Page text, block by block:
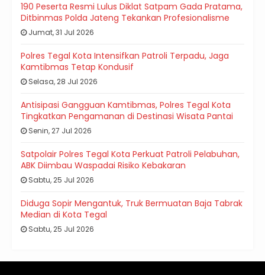
190 Peserta Resmi Lulus Diklat Satpam Gada Pratama,
Ditbinmas Polda Jateng Tekankan Profesionalisme
Jumat, 31 Jul 2026
Polres Tegal Kota Intensifkan Patroli Terpadu, Jaga
Kamtibmas Tetap Kondusif
Selasa, 28 Jul 2026
Antisipasi Gangguan Kamtibmas, Polres Tegal Kota
Tingkatkan Pengamanan di Destinasi Wisata Pantai
Senin, 27 Jul 2026
Satpolair Polres Tegal Kota Perkuat Patroli Pelabuhan,
ABK Diimbau Waspadai Risiko Kebakaran
Sabtu, 25 Jul 2026
Diduga Sopir Mengantuk, Truk Bermuatan Baja Tabrak
Median di Kota Tegal
Sabtu, 25 Jul 2026